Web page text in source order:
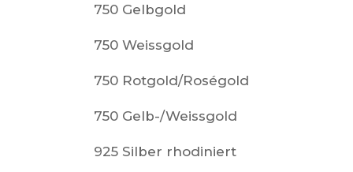
750 Gelbgold
750 Weissgold
750 Rotgold/Roségold
750 Gelb-/Weissgold
925 Silber rhodiniert